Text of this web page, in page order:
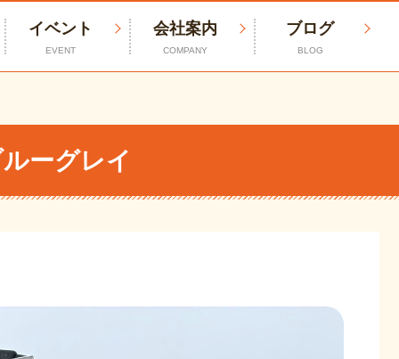
イベント
EVENT
会社案内
COMPANY
ブログ
BLOG
ーグレイ